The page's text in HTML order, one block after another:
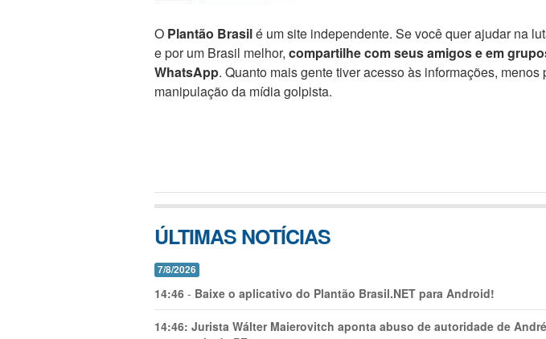
O Plantão Brasilé um site independente. Se você quer ajudar na
e por um Brasil melhor, compartilhe com seus amigos e em
WhatsApp. Quanto mais gente tiver acesso às informações, menos
manipulação da mídia golpista.
ÚLTIMAS NOTÍCIAS
7/8/2026
14:46 - Baixe o aplicativo do Plantão Brasil.NET para Android!
14:46: Jurista Wálter Maierovitch aponta abuso de autoridade de